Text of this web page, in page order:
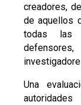
creadores,
de aquellos
todas las
Una